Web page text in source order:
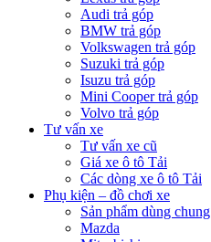
Audi trả góp
BMW trả góp
Volkswagen trả góp
Suzuki trả góp
Isuzu trả góp
Mini Cooper trả góp
Volvo trả góp
Tư vấn xe
Tư vấn xe cũ
Giá xe ô tô Tải
Các dòng xe ô tô Tải
Phụ kiện – đồ chơi xe
Sản phẩm dùng chung
Mazda